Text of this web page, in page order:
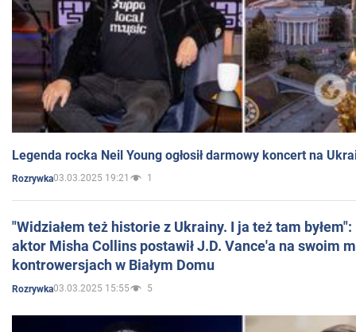
Legenda rocka Neil Young ogłosił darmowy koncert na
Rozrywka03.03.2025 19:21 1
"Widziałem też historie z Ukrainy. I ja też tam
aktor Misha Collins postawił J.D. Vance'a na swoim
kontrowersjach w Białym Domu
Rozrywka03.03.2025 15:55 5